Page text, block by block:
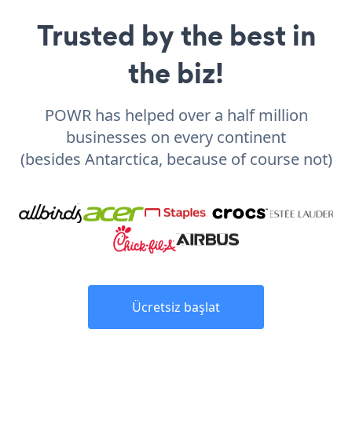
Trusted by the best in
the biz!
POWR has helped over a half million
businesses on every continent
(besides Antarctica, because of course not)
Ücretsiz başlat